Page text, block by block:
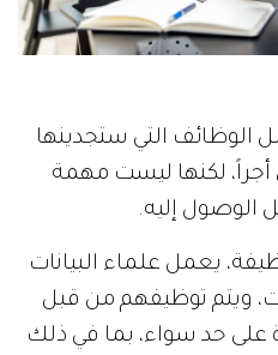
الوظائف التي ستجدينها
لكنها ليست مهمة
الوصول إليه.
يعمل علماء البيانات
ويتم توظيفهم من قبل
على حد سواء، بما في ذلك